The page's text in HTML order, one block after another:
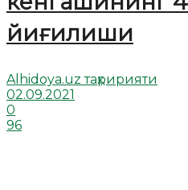
йиғилиши
Alhidoya.uz таҳририяти
02.09.2021
0
96